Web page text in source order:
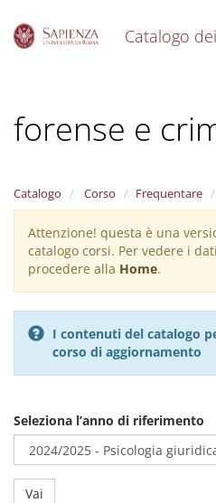
Catalogo
forense e
Catalogo Corso Frequentare
Warning
message
Attenzione! questa è una
catalogo corsi. Per vedere i
procedere alla Home.
I contenuti del catalogo
corso di aggiornamento
Seleziona l’anno di riferimento
Vai